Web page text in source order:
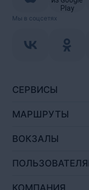
Мы в соцсетях
СЕРВИСЫ
МАРШРУТЫ
ВОКЗАЛЫ
КОМПАНИЯ